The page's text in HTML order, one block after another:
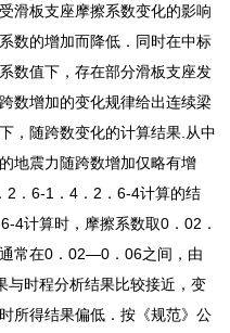
滑板支座摩擦系数变化的影响
数的增加而降低．同时在中标
数值下，存在部分滑板支座发
数增加的变化规律给出连续梁
，随跨数变化的计算结果.从中
地震力随跨数增加仅略有增
2．6-1．4．2．6-4计算的结
4计算时，摩擦系数取0．02．
常在0．02—0．06之间，由
与时程分析结果比较接近，变
所得结果偏低．按《规范》公